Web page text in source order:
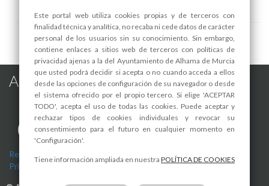
Alhama de Murcia en las Redes
Registro de actividades de tratamiento Aviso Legal
Privacidad
Política de Cookies
Este portal web utiliza cookies propias y de terceros con
finalidad técnica y analítica, no recaba ni cede datos de carácter
personal de los usuarios sin su conocimiento. Sin embargo,
contiene enlaces a sitios web de terceros con políticas de
privacidad ajenas a la del Ayuntamiento de Alhama de Murcia
que usted podrá decidir si acepta o no cuando acceda a ellos
desde las opciones de configuración de su navegador o desde
el sistema ofrecido por el propio tercero. Si elige 'ACEPTAR
TODO', acepta el uso de todas las cookies. Puede aceptar y
rechazar tipos de cookies individuales y revocar su
consentimiento para el futuro en cualquier momento en
'Configuración'.
Tiene información ampliada en nuestra POLÍTICA DE COOKIES